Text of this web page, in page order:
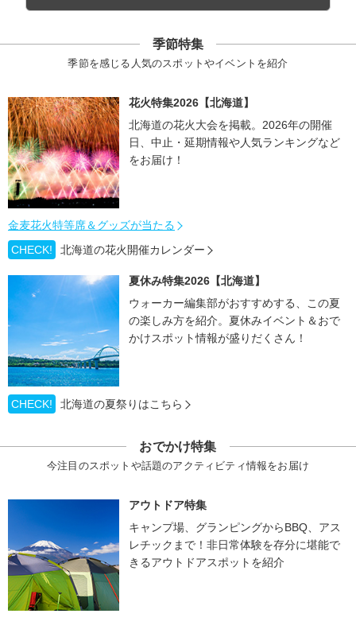
季節特集
季節を感じる人気のスポットやイベントを紹介
花火特集2026【北海道】
北海道の花火大会を掲載。2026年の開催
日、中止・延期情報や人気ランキングなど
をお届け！
金麦花火特等席＆グッズが当たる
CHECK!
北海道の花火開催カレンダー
夏休み特集2026【北海道】
ウォーカー編集部がおすすめする、この夏
の楽しみ方を紹介。夏休みイベント＆おで
かけスポット情報が盛りだくさん！
CHECK! 北海道の夏祭りはこちら
おでかけ特集
今注目のスポットや話題のアクティビティ情報をお届け
アウトドア特集
キャンプ場、グランピングからBBQ、アス
レチックまで！非日常体験を存分に堪能で
きるアウトドアスポットを紹介